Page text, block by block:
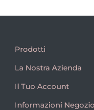
Prodotti
La Nostra Azienda
Il Tuo Account
Informazioni Negozio